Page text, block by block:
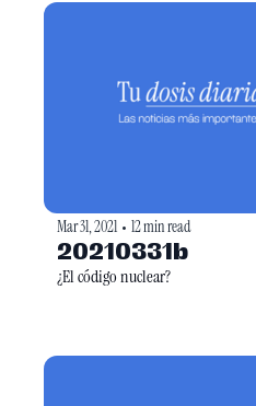
Mar 31, 2021 • 12 min read
20210331b
¿El código nuclear?